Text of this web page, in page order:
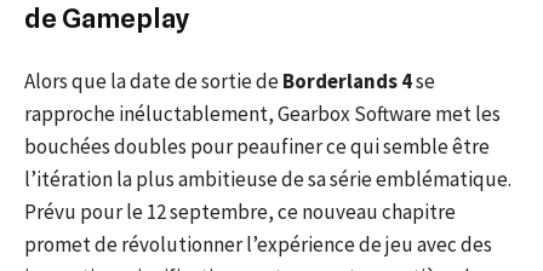
de Gameplay
Alors que la date de sortie deBorderlands 4se
rapproche inéluctablement, Gearbox Software met les
bouchées doubles pour peaufiner ce qui semble être
l’itération la plus ambitieuse de sa série emblématique.
Prévu pour le 12 septembre, ce nouveau chapitre
promet de révolutionner l’expérience de jeu avec des